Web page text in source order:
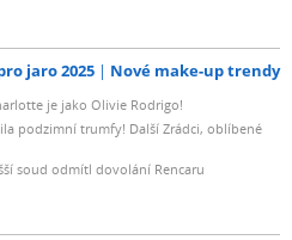
jaro 2025 Nové make-up trendy
je jako Olivie Rodrigo!
podzimní trumfy! Další Zrádci, oblíbené
soud odmítl dovolání Rencaru